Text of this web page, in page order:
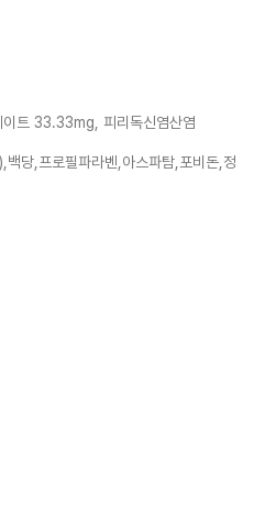
트 33.33mg, 피리독신염산염
당,프로필파라벤,아스파탐,포비돈,정